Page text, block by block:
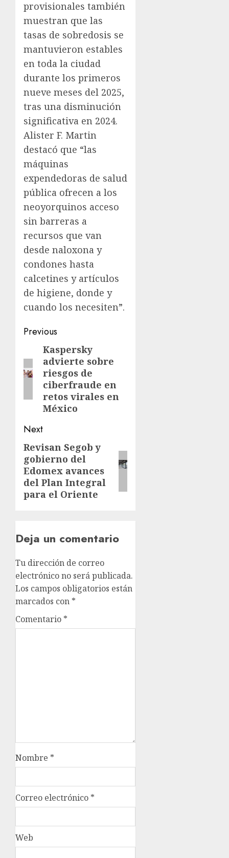
provisionales también
muestran que las
tasas de sobredosis se
mantuvieron estables
en toda la ciudad
durante los primeros
nueve meses del 2025,
tras una disminución
significativa en 2024.
Alister F. Martin
destacó que “las
máquinas
expendedoras de salud
pública ofrecen a los
neoyorquinos acceso
sin barreras a
recursos que van
desde naloxona y
condones hasta
calcetines y artículos
de higiene, donde y
cuando los necesiten”.
Previous
Kaspersky
advierte sobre
riesgos de
ciberfraude en
retos virales en
México
Next
Revisan Segob y
gobierno del
Edomex avances
del Plan Integral
para el Oriente
Deja un comentario
Tu dirección de correo
electrónico no será publicada.
Los campos obligatorios están
marcados con *
Comentario *
Nombre *
Correo electrónico *
Web